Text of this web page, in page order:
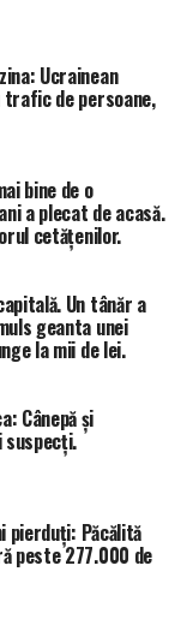
Ucrainean
de persoane,
bine de o
a plecat de acasă.
cetățenilor.
Un tânăr a
geanta unei
la mii de lei.
Cânepă și
suspecți.
pierduți: Păcălită
peste 277.000 de